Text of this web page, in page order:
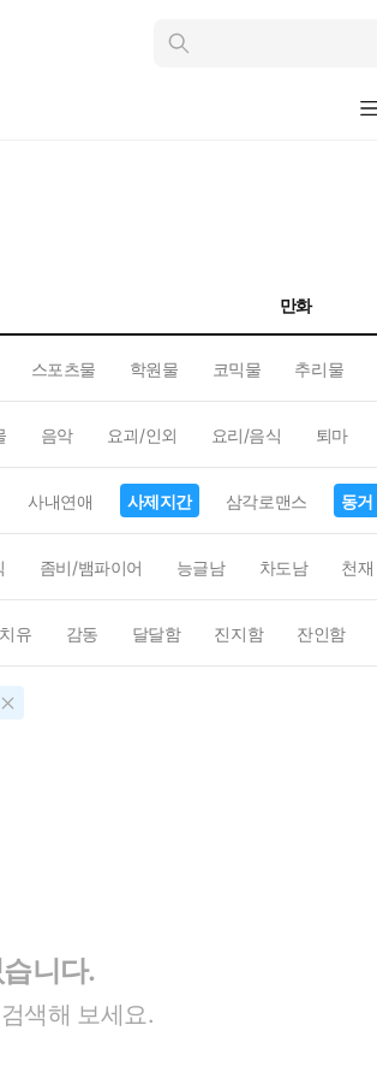
인
만화
스포츠물 학원물 코믹물 추리물
음악 요괴/인외 요리/음식 퇴마
사내연애 사제지간 삼각로맨스 동거
좀비/뱀파이어 능글남 차도남 천재
치유 감동 달달함 진지함 잔인함
니다.
색해 보세요.